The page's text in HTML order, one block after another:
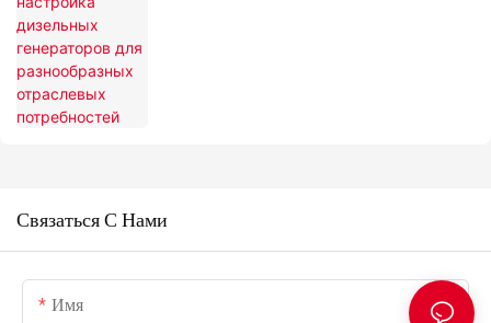
Связаться С Нами
Имя